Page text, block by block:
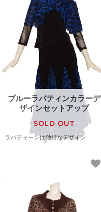
ブルーラバティンカラーデ
ザインセットアップ
SOLD OUT
ラバティーンは独特なデザイン